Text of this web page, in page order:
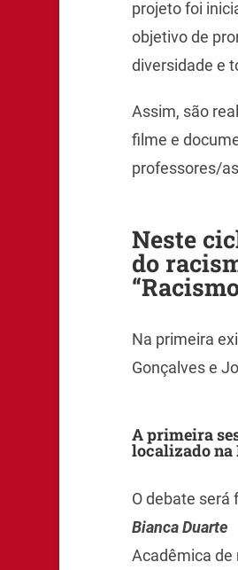
projeto foi
objetivo de
diversidade e
Assim, são
filme e
professores/
Neste
do
Na primeira
Gonçalves e
A primeira
localizado na
O debate será
Bianca Duarte
Acadêmica de